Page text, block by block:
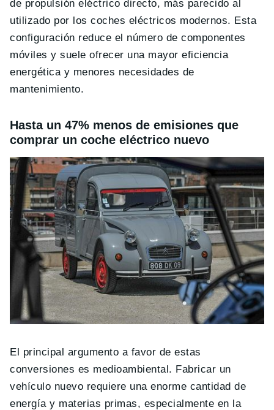
de propulsión eléctrico directo, más parecido al
utilizado por los coches eléctricos modernos. Esta
configuración reduce el número de componentes
móviles y suele ofrecer una mayor eficiencia
energética y menores necesidades de
mantenimiento.
Hasta un 47% menos de emisiones que
comprar un coche eléctrico nuevo
El principal argumento a favor de estas
conversiones es medioambiental. Fabricar un
vehículo nuevo requiere una enorme cantidad de
energía y materias primas, especialmente en la